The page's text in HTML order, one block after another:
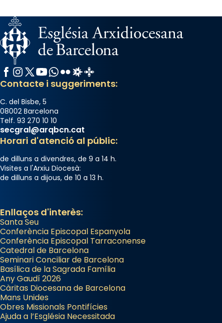
Facebook
Instagram
X / Twitter
YouTube
WhatsApp
FlickrRadio Estel
Catalunya Cristiana
Contacte i suggeriments:
C. del Bisbe, 5
08002 Barcelona
Telf. 93 270 10 10
secgral@arqbcn.cat
Horari d'atenció al públic:
de dilluns a divendres, de 9 a 14 h.
Visites a l'Arxiu Diocesà:
de dilluns a dijous, de 10 a 13 h.
Enllaços d'interès:
Santa Seu
Conferència Episcopal Espanyola
Conferència Episcopal Tarraconense
Catedral de Barcelona
Seminari Conciliar de Barcelona
Basílica de la Sagrada Família
Any Gaudí 2026
Càritas Diocesana de Barcelona
Mans Unides
Obres Missionals Pontifícies
Ajuda a l’Església Necessitada